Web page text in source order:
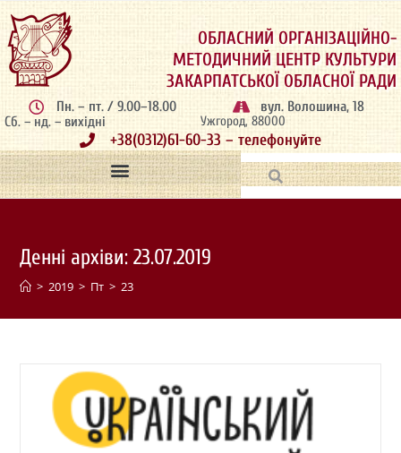
ОБЛАСНИЙ ОРГАНІЗАЦІЙНО-
МЕТОДИЧНИЙ ЦЕНТР КУЛЬТУРИ
ЗАКАРПАТСЬКОЇ ОБЛАСНОЇ РАДИ
Пн. – пт. / 9.00–18.00
Сб. – нд. – вихідні
вул. Волошина, 18
Ужгород, 88000
+38(0312)61-60-33 – телефонуйте
Денні архіви: 23.07.2019
> 2019 > Пт > 23